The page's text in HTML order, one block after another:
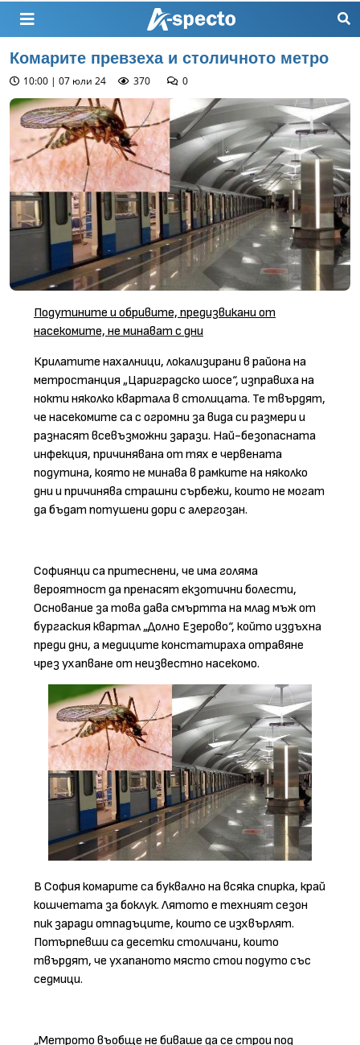
Комарите превзеха и столичното метро
10:00 | 07 юли 24 370 0
Подутините и обривите, предизвикани от
насекомите, не минават с дни
Крилатите нахалници, локализирани в района на
метростанция „Цариградско шосе“, изправиха на
нокти няколко квартала в столицата. Те твърдят,
че насекомите са с огромни за вида си размери и
разнасят всевъзможни зарази. Най-безопасната
инфекция, причинявана от тях е червената
подутина, която не минава в рамките на няколко
дни и причинява страшни сърбежи, които не могат
да бъдат потушени дори с алергозан.
Софиянци са притеснени, че има голяма
вероятност да пренасят екзотични болести,
Основание за това дава смъртта на млад мъж от
бургаския квартал „Долно Езерово“, който издъхна
преди дни, а медиците констатираха отравяне
чрез ухапване от неизвестно насекомо.
В София комарите са буквално на всяка спирка, край
кошчетата за боклук. Лятото е техният сезон
пик заради отпадъците, които се изхвърлят.
Потърпевши са десетки столичани, които
твърдят, че ухапаното място стои подуто със
седмици.
„Метрото въобще не биваше да се строи под